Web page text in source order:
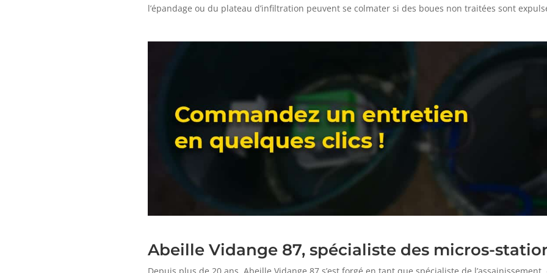
l’épandage ou du plateau d’infiltration peuvent se colmater si des boues non traitées sont
Abeille Vidange 87, spécialiste des micros-